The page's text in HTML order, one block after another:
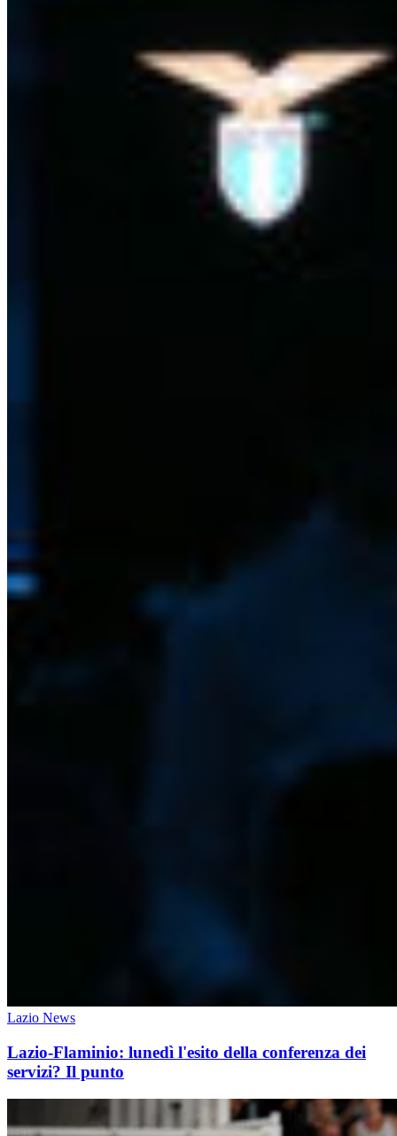
Lazio News
Lazio-Flaminio: lunedì l'esito della conferenza dei
servizi? Il punto